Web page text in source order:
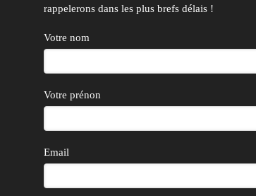
rappelerons dans les plus brefs délais !
Votre nom
Votre prénon
Email